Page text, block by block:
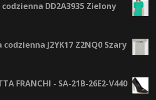
DD2A3935 Zielony
J2YK17 Z2NQ0 Szary
FRANCHI - SA-21B-26E2-V440